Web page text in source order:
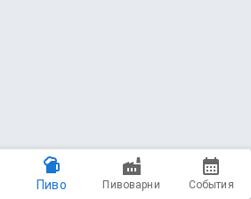
Пиво Пивоварни События